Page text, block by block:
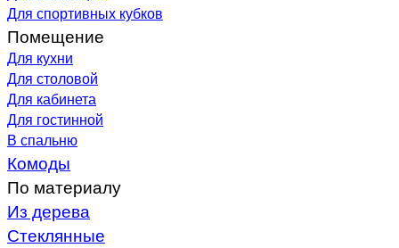
Для спортивных кубков
Помещение
Для кухни
Для столовой
Для кабинета
Для гостинной
В спальню
Комоды
По материалу
Из дерева
Стеклянные